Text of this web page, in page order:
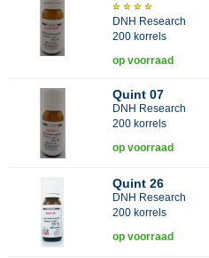
DNH Research
200 korrels
op voorraad
Quint 07
DNH Research
200 korrels
op voorraad
Quint 26
DNH Research
200 korrels
op voorraad